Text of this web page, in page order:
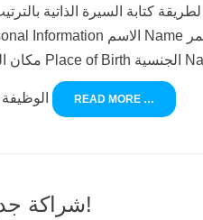
كتابة السيرة الذاتية
READ MORE …
شراكة جديدة.. آفاق عديدة!